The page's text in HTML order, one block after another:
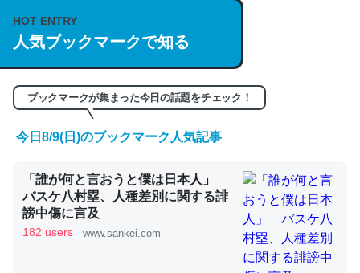
https://isobe324649.hatenablog.com/entry/2023/03/27
/064121
─GPTの仕組みと限界についての考察（１） - conceptualization
くらい。小説でいう「ずっと前の伏線」は回収されないけ
ど、短期記憶というには多い分量。進化すればするほど分
かりやすく強くなりそう
─GPTの仕組みと限界についての考察（１） - conceptualization
HOT ENTRY
人気ブックマークで知る
ブックマークが集まった今日の話題をチェック！
今日8/9(日)のブックマーク人気記事
「誰が何と言おうと僕は日本人」
バスケ八村塁、人種差別に関する誹
謗中傷に言及
182 users www.sankei.com